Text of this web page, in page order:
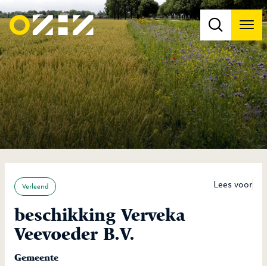
Lees voor
Verleend
beschikking Verveka
Veevoeder B.V.
Gemeente